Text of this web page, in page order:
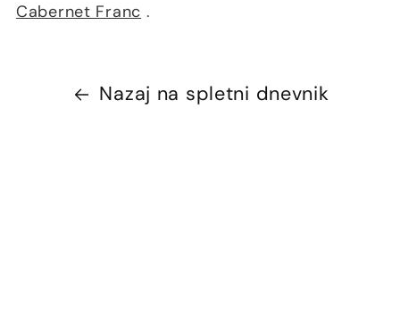
Cabernet Franc .
Nazaj na spletni dnevnik